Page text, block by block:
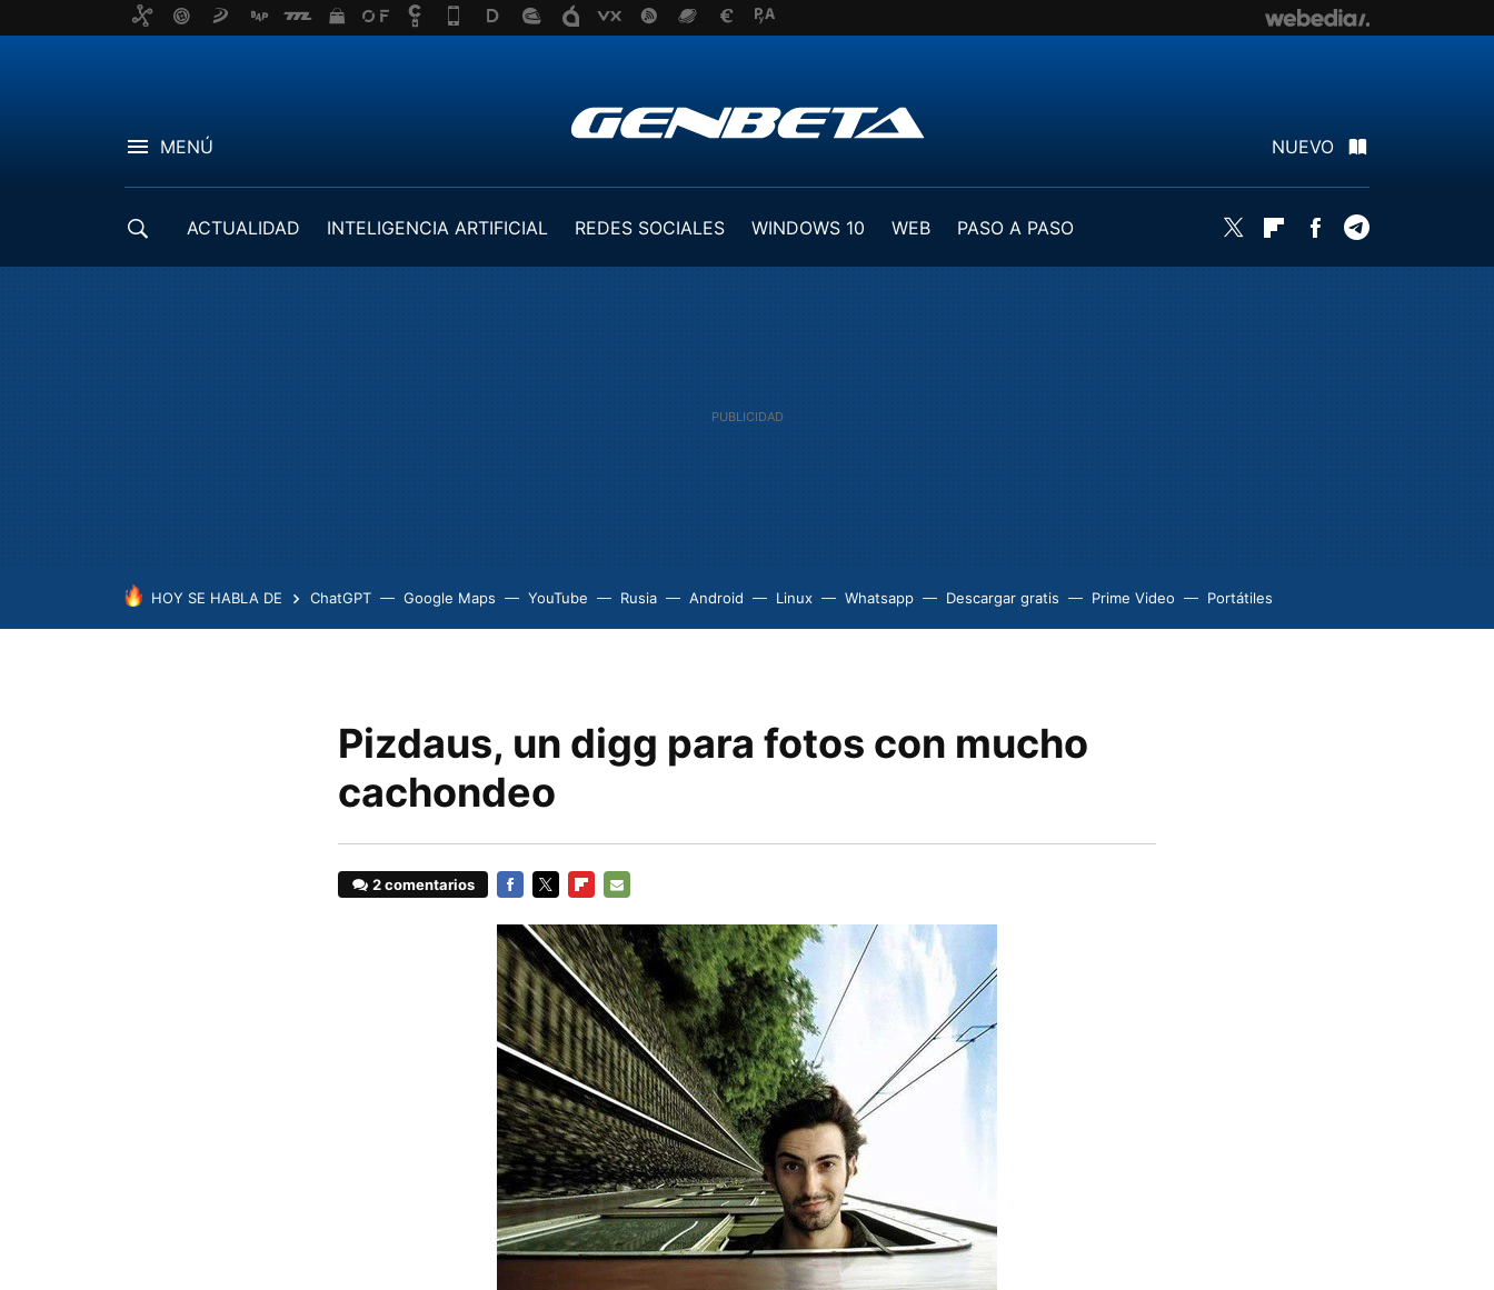
MENÚ NUEVO
ACTUALIDAD INTELIGENCIA ARTIFICIAL REDES SOCIALES WINDOWS 10 WEB
PASO A PASO
Twitter FlipboardFacebook
HOY SE HABLA DE ChatGPT Google Maps YouTube Rusia Android Linux Whatsapp Descargar gratis Prime Video Portátiles
Pizdaus, un digg para fotos con mucho
cachondeo
2 comentarios
MAIL